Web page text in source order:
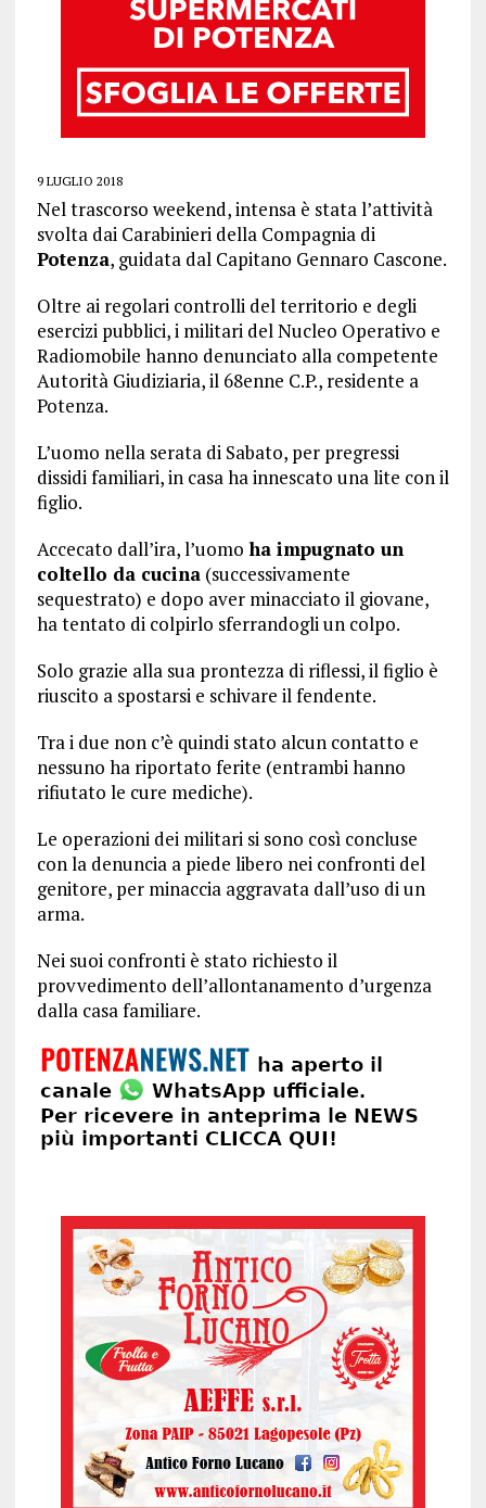
9 LUGLIO 2018
Nel trascorso weekend, intensa è stata l’attività
svolta dai Carabinieri della Compagnia di
Potenza, guidata dal Capitano Gennaro Cascone.
Oltre ai regolari controlli del territorio e degli
esercizi pubblici, i militari del Nucleo Operativo e
Radiomobile hanno denunciato alla competente
Autorità Giudiziaria, il 68enne C.P., residente a
Potenza.
L’uomo nella serata di Sabato, per pregressi
dissidi familiari, in casa ha innescato una lite con il
figlio.
Accecato dall’ira, l’uomo ha impugnato un
coltello da cucina(successivamente
sequestrato) e dopo aver minacciato il giovane,
ha tentato di colpirlo sferrandogli un colpo.
Solo grazie alla sua prontezza di riflessi, il figlio è
riuscito a spostarsi e schivare il fendente.
Tra i due non c’è quindi stato alcun contatto e
nessuno ha riportato ferite (entrambi hanno
rifiutato le cure mediche).
Le operazioni dei militari si sono così concluse
con la denuncia a piede libero nei confronti del
genitore, per minaccia aggravata dall’uso di un
arma.
Nei suoi confronti è stato richiesto il
provvedimento dell’allontanamento d’urgenza
dalla casa familiare.